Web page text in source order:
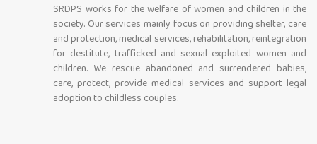
SRDPS works for the welfare of women and children in the
society. Our services mainly focus on providing shelter, care
and protection, medical services, rehabilitation, reintegration
for destitute, trafficked and sexual exploited women and
children. We rescue abandoned and surrendered babies,
care, protect, provide medical services and support legal
adoption to childless couples.